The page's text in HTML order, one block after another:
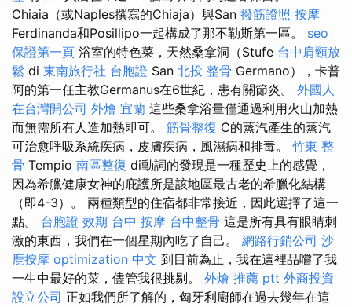
Chiaia（或Naples撰寫的Chiaja）與San 撥筋證照 按摩
Ferdinanda和Posillipo一起構成了那不勒斯第一區。 seo
保證第一頁 浴室的特色菜，天然桑拿洞（Stufe 台中肩頸放
鬆 di 東南旅行社 台胞證 San 北投 整骨 Germano），卡普
阿的第一任主教Germanus在6世紀，患有關節炎。 外國人
在台灣開公司 外燴 宜蘭 這些桑拿浴量僅通過利用火山加熱
而無需所有人造加熱即可。 筋骨整復 C的蒸汽產生的蒸汽
可治愈呼吸系統疾病，皮膚疾病，風濕病和排毒。 竹東 整
骨 Tempio 南區整復 di動詞的發現是一種歷史上的感覺，
因為希臘健康女神的庇護所是該地區最古老的希臘化結構
（即4-3）。 兩種類型的住宿都非常接近，因此選擇了這一
點。 台胞證 效期 台中 按摩 台中整骨 這是所有具有眼睛刺
激的東西，我們在一個星期內吃了自己。 網路行銷公司 沙
鹿按摩 optimization 中文 到目前為止，我在這裡品嚐了我
一生中最好的菜，儘管我很挑剔。 外燴 推薦 ptt 外商投資
設立公司 正如我們所了解的，匈牙利廚師在過去幾年在這